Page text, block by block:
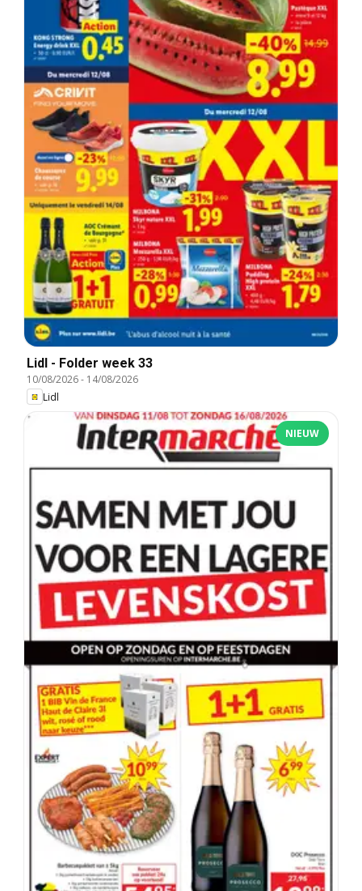
Lidl - Folder week 33
10/08/2026- 14/08/2026
Lidl
NIEUW